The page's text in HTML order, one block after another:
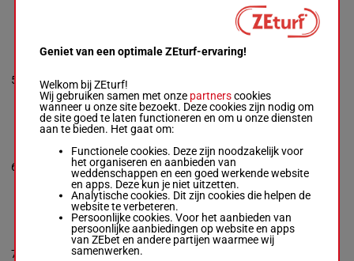
5
BIDEN HIS TIME
Maureen Salino
Box: 5 -R/6 - 1600m
4a 3a 4a 0a 2a
6
DEVIOUS MOON
Matthew Athearn-
Gretchen Athearn
R/5 - 1600m
2a 1a 3a 3a 1a
R/51600m2a 1a 3a 3a
1a
7
SUM KINDA GOOD
Jacob Cutting -Laurie
M/6
2a 0a 3a 4a
Geniet van een optimale ZEturf-ervaring!
Welkom bij ZEturf!
Wij gebruiken samen met onze partnerscookies
wanneer u onze site bezoekt. Deze cookies zijn nodig om
de site goed te laten functioneren en om u onze diensten
aan te bieden. Het gaat om:
Functionele cookies. Deze zijn noodzakelijk voor
het organiseren en aanbieden van
weddenschappen en een goed werkende website
en apps. Deze kun je niet uitzetten.
Analytische cookies. Dit zijn cookies die helpen de
website te verbeteren.
Persoonlijke cookies. Voor het aanbieden van
persoonlijke aanbiedingen op website en apps
van ZEbet en andere partijen waarmee wij
samenwerken.